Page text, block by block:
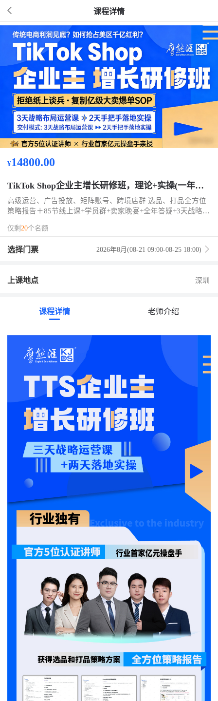
课程详情
¥14800.00
TikTok Shop企业主增长研修班，理论+实操(一年内复训)
高级运营、广告投放、矩阵账号、跨境店群 选品、打品全方位
策略报告＋85节线上课+学员群+卖家晚宴+全年答疑+3天战略运
免费赠送会员
仅剩 20个名额
选择门票 2026年8月(08-21 09:00-08-25 18:00)
上课地点 深圳
课程详情 老师介绍